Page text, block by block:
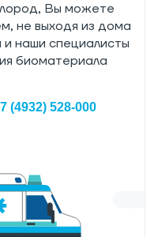
Вы можете
не выходя из дома
наши специалисты
биоматериала
(4932) 528-000